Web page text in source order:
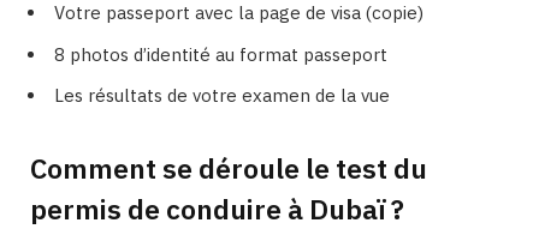
Votre passeport avec la page de visa (copie)
8 photos d’identité au format passeport
Les résultats de votre examen de la vue
Comment se déroule le test du
permis de conduire à Dubaï ?